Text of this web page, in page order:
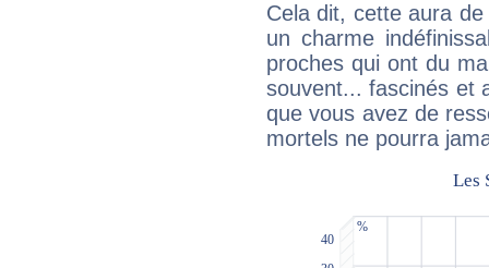
Cela dit, cette aura
un charme
proches qui ont du
souvent... fascinés et
que vous avez de
mortels ne pourra